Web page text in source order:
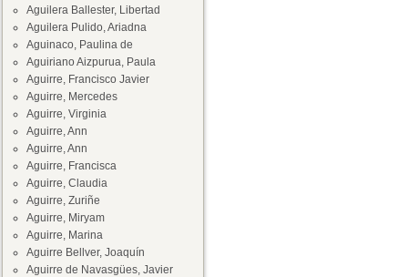
Aguilera Ballester, Libertad
Aguilera Pulido, Ariadna
Aguinaco, Paulina de
Aguiriano Aizpurua, Paula
Aguirre, Francisco Javier
Aguirre, Mercedes
Aguirre, Virginia
Aguirre, Ann
Aguirre, Ann
Aguirre, Francisca
Aguirre, Claudia
Aguirre, Zuriñe
Aguirre, Miryam
Aguirre, Marina
Aguirre Bellver, Joaquín
Aguirre de Navasgües, Javier